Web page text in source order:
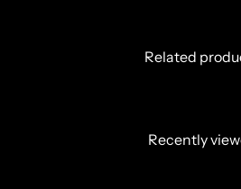
Related
Recently